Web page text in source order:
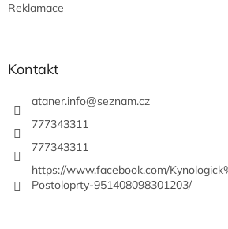
Reklamace
Kontakt
ataner.info@seznam.cz
777343311
777343311
https://www.facebook.com/
Postoloprty-951408098301203/